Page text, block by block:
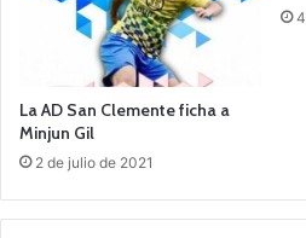
La AD San Clemente ficha a
Minjun Gil
2 de julio de 2021